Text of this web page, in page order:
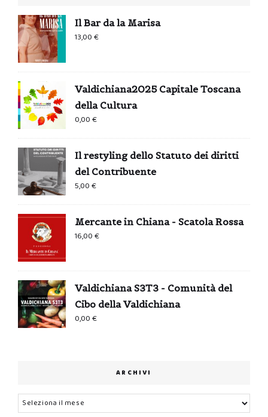
Il Bar da la Marisa
13,00€
Valdichiana2025 Capitale Toscana
della Cultura
0,00€
Il restyling dello Statuto dei diritti
del Contribuente
5,00€
Mercante in Chiana - Scatola Rossa
16,00€
Valdichiana S3T3 - Comunità del
Cibo della Valdichiana
0,00€
ARCHIVI
Archivi